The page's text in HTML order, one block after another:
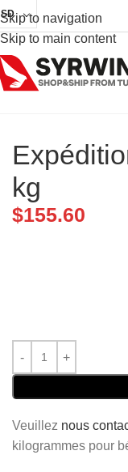
Skip to navigation
Skip to main content
kg
$155.60
Veuillez nous
kilogrammes pour